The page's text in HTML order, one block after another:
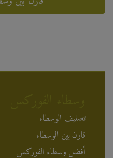
تصنيف الوسطاء
قارن بين الوسطاء
أفضل وسطاء الفوركس